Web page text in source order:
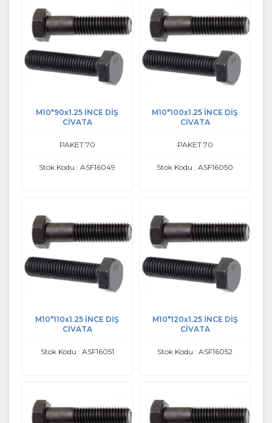
M10*90x1.25 İNCE DİŞ
CİVATA
PAKET:70
Stok Kodu : ASF16049
M10*100x1.25 İNCE DİŞ
CİVATA
PAKET:70
Stok Kodu : ASF16050
M10*110x1.25 İNCE DİŞ
CİVATA
Stok Kodu : ASF16051
M10*120x1.25 İNCE DİŞ
CİVATA
Stok Kodu : ASF16052